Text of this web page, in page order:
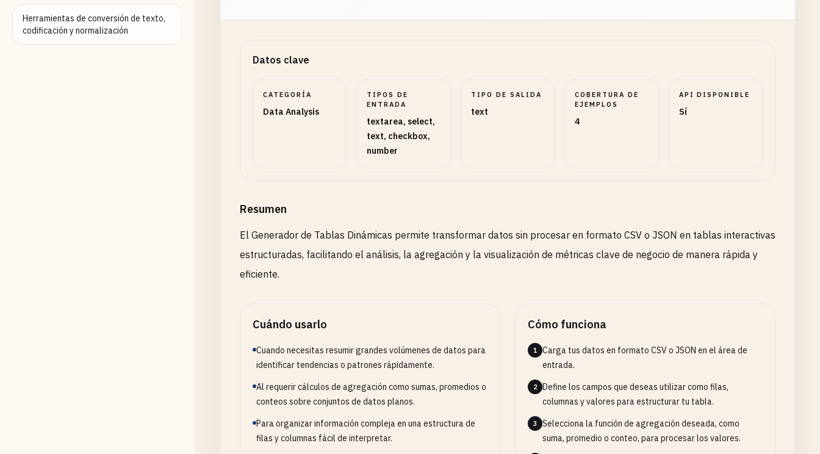
Herramientas de conversión de texto,
codificación y normalización
Ajusta formatos, rangos, números y modos.
Activa o desactiva comportamientos opcionales.
Datos clave
CATEGORÍA
Data Analysis
TIPOS DE
ENTRADA
textarea, select,
text, checkbox,
number
TIPO DE SALIDA
text
COBERTURA DE
EJEMPLOS
4
API DISPONIBLE
Sí
Resumen
El Generador de Tablas Dinámicas permite transformar datos sin procesar en formato CSV o JSON en tablas interactivas
estructuradas, facilitando el análisis, la agregación y la visualización de métricas clave de negocio de manera rápida y
eficiente.
Cuándo usarlo
Cuando necesitas resumir grandes volúmenes de datos para
identificar tendencias o patrones rápidamente.
Al requerir cálculos de agregación como sumas, promedios o
conteos sobre conjuntos de datos planos.
Para organizar información compleja en una estructura de
filas y columnas fácil de interpretar.
Cómo funciona
1
Carga tus datos en formato CSV o JSON en el área de
entrada.
2
Define los campos que deseas utilizar como filas,
columnas y valores para estructurar tu tabla.
3
Selecciona la función de agregación deseada, como
suma, promedio o conteo, para procesar los valores.